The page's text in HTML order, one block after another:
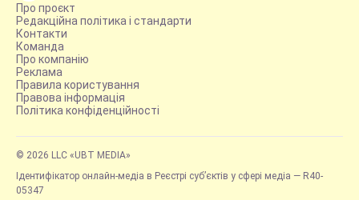
Про проєкт
Редакційна політика і стандарти
Контакти
Команда
Про компанію
Реклама
Правила користування
Правова інформація
Політика конфіденційності
© 2026 LLC «UBT MEDIA»
Ідентифікатор онлайн-медіа в Реєстрі суб’єктів у сфері медіа — R40-
05347